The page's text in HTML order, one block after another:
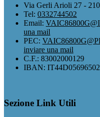
Via Gerli Arioli 27 -
Tel: 0332744502
Email:
una mail
PEC:
inviare una mail
C.F.: 83002000129
IBAN:
Sezione Link Utili